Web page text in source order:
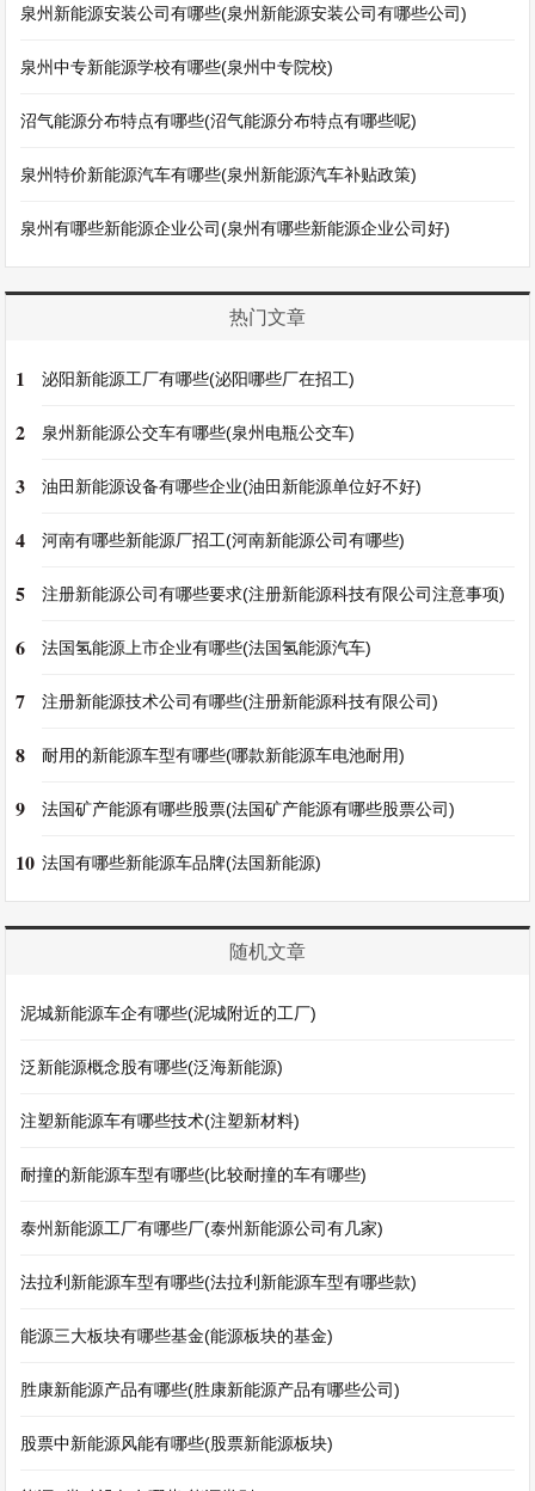
泉州新能源安装公司有哪些(泉州新能源安装公司有哪些公司)
泉州中专新能源学校有哪些(泉州中专院校)
沼气能源分布特点有哪些(沼气能源分布特点有哪些呢)
泉州特价新能源汽车有哪些(泉州新能源汽车补贴政策)
泉州有哪些新能源企业公司(泉州有哪些新能源企业公司好)
热门文章
1 泌阳新能源工厂有哪些(泌阳哪些厂在招工)
2 泉州新能源公交车有哪些(泉州电瓶公交车)
3 油田新能源设备有哪些企业(油田新能源单位好不好)
4 河南有哪些新能源厂招工(河南新能源公司有哪些)
5 注册新能源公司有哪些要求(注册新能源科技有限公司注意事项)
6 法国氢能源上市企业有哪些(法国氢能源汽车)
7 注册新能源技术公司有哪些(注册新能源科技有限公司)
8 耐用的新能源车型有哪些(哪款新能源车电池耐用)
9 法国矿产能源有哪些股票(法国矿产能源有哪些股票公司)
10 法国有哪些新能源车品牌(法国新能源)
随机文章
泥城新能源车企有哪些(泥城附近的工厂)
泛新能源概念股有哪些(泛海新能源)
注塑新能源车有哪些技术(注塑新材料)
耐撞的新能源车型有哪些(比较耐撞的车有哪些)
泰州新能源工厂有哪些厂(泰州新能源公司有几家)
法拉利新能源车型有哪些(法拉利新能源车型有哪些款)
能源三大板块有哪些基金(能源板块的基金)
胜康新能源产品有哪些(胜康新能源产品有哪些公司)
股票中新能源风能有哪些(股票新能源板块)